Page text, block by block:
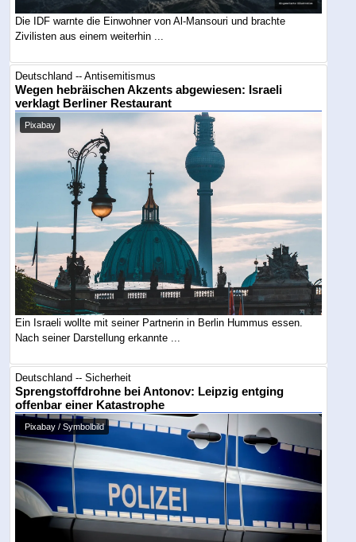
Die IDF warnte die Einwohner von Al-Mansouri und brachte
Zivilisten aus einem weiterhin ...
Deutschland -- Antisemitismus
Wegen hebräischen Akzents abgewiesen: Israeli
verklagt Berliner Restaurant
Pixabay
Ein Israeli wollte mit seiner Partnerin in Berlin Hummus essen.
Nach seiner Darstellung erkannte ...
Deutschland -- Sicherheit
Sprengstoffdrohne bei Antonov: Leipzig entging
offenbar einer Katastrophe
Pixabay / Symbolbild